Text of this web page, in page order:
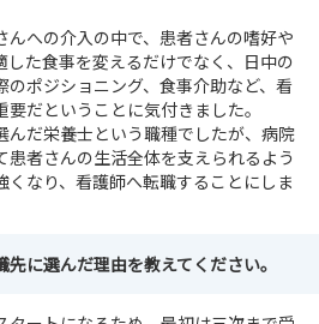
んへの介入の中で、患者さんの嗜好や
した食事を変えるだけでなく、日中の
のポジショニング、食事介助など、看
だということに気付きました。
んだ栄養士という職種でしたが、病院
患者さんの生活全体を支えられるよう
くなり、看護師へ転職することにしま
に選んだ理由を教えてください。